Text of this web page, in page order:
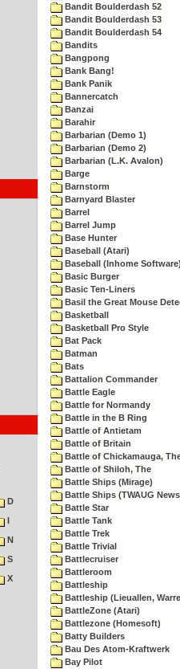
D
I
N
S
X
Bandit Boulderdash 52
Bandit Boulderdash 53
Bandit Boulderdash 54
Bandits
Bangpong
Bank Bang!
Bank Panik
Bannercatch
Banzai
Barahir
Barbarian (Demo 1)
Barbarian (Demo 2)
Barbarian (L.K. Avalon)
Barge
Barnstorm
Barnyard Blaster
Barrel
Barrel Jump
Base Hunter
Baseball (Atari)
Baseball (Inhome
Basic Burger
Basic Ten-Liners
Basil the Great Mouse
Basketball
Basketball Pro Style
Bat Pack
Batman
Bats
Battalion Commander
Battle Eagle
Battle for Normandy
Battle in the B Ring
Battle of Antietam
Battle of Britain
Battle of Chickamauga,
Battle of Shiloh, The
Battle Ships (Mirage)
Battle Ships (TWAUG
Battle Star
Battle Tank
Battle Trek
Battle Trivial
Battlecruiser
Battleroom
Battleship
Battleship (Lieuallen,
BattleZone (Atari)
Battlezone (Homesoft)
Batty Builders
Bau Des Atom-Kraftwerk
Bay Pilot